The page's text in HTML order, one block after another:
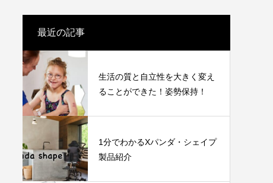
最近の記事
生活の質と自立性を大きく変え
ることができた！姿勢保持！
1分でわかるXパンダ・シェイプ
製品紹介